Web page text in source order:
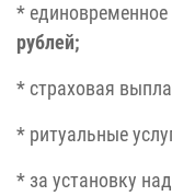
* единовременное
рублей;
* страховая
* ритуальные
* за установку